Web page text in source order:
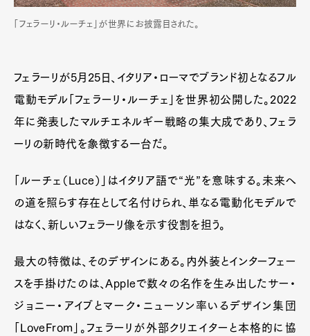
「フェラーリ・ルーチェ」が世界にお披露目された。
フェラーリが5月25日、イタリア・ローマでブランド初となるフル
電動モデル「フェラーリ・ルーチェ」を世界初公開した。2022
年に発表したマルチエネルギー戦略の集大成であり、フェラ
ーリの新時代を象徴する一台だ。
「ルーチェ（Luce）」はイタリア語で“光”を意味する。未来へ
の道を照らす存在として名付けられ、単なる電動化モデルで
はなく、新しいフェラーリ像を示す役割を担う。
最大の特徴は、そのデザインにある。内外装とインターフェー
スを手掛けたのは、Appleで数々の名作を生み出したサー・
ジョニー・アイブとマーク・ニューソン率いるデザイン集団
「LoveFrom」。フェラーリが外部クリエイターと本格的に協